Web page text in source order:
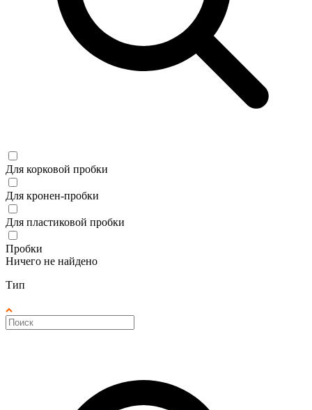
Для корковой пробки
Для кронен-пробки
Для пластиковой пробки
Пробки
Ничего не найдено
Тип